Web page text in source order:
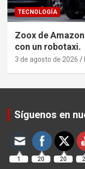
TECNOLOGÍA
Zoox de
con un robotaxi.
3 de agosto de 2026
Síguenos en
1 20 20